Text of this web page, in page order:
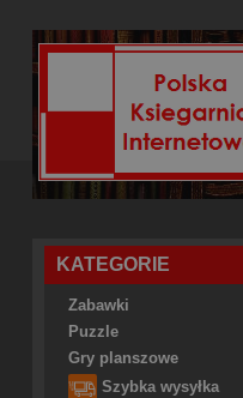
KATEGORIE
Zabawki
Puzzle
Gry planszowe
Szybka wysyłka